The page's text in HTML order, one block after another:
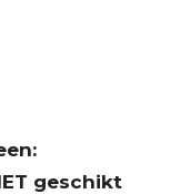
geschikt